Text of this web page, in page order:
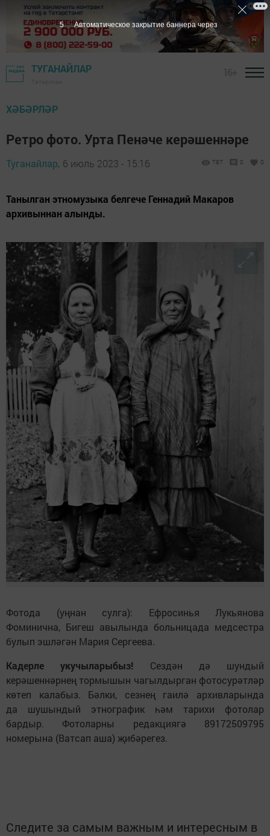
ТУГАНАЙЛАР
ХӘБӘРЛӘР
Ретро фото. Урта Пенәче керәшеннәре
Туганайлар, 6 июль 2023 - 15:16 787 0 0
Танылган этномузыка белгече Геннадий Макаров
архивыннан алынды.
Фотода (уңнан сулга): Ефросинья Лукьянова
Фоминична, Бигеш авылында больницада медсестра
булып эшләгән Мария Сергеева.
Кадерле укучыларыбыз! Сездән дә шундый
керәшеннәрнең тормышын чагылдырган фотосурәтләр
көтеп калабыз. Бәлки, сезнең гаилә архивларында
да шушындый этнографик һәм тарихи фотолар
бардыр. Фотоларны редакциягә 89172509795
номерына (Ватсап аша) җибәрегез.
Следите за самым важным и интересным в
4 Автоматическое закрытие баннера через